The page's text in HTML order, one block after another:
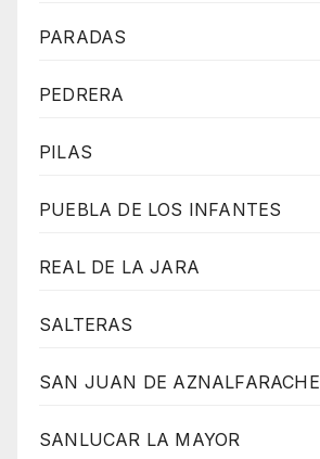
PARADAS
PEDRERA
PILAS
PUEBLA DE LOS INFANTES
REAL DE LA JARA
SALTERAS
SAN JUAN DE AZNALFARACHE
SANLUCAR LA MAYOR